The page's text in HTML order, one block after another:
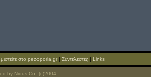
στο pezoporia.gr | Συντελεστές | Links
by Nidus Co. (c)2004